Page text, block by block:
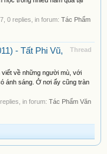
, 0 replies, in forum: Tác Phẩm
Thread
- Tất Phi Vũ,
viết về những người mù, với
ánh sáng. Ở nơi ấy cũng tràn
replies, in forum: Tác Phẩm Văn